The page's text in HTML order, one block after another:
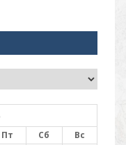
Пт Сб
Вс